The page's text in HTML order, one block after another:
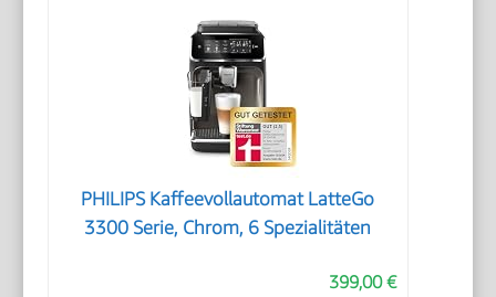
PHILIPS Kaffeevollautomat LatteGo
3300 Serie, Chrom, 6 Spezialitäten
399,00 €